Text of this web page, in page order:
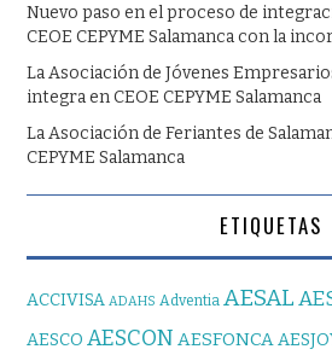
Nuevo paso en el proceso de
CEOE CEPYME Salamanca con la
La Asociación de Jóvenes
integra en CEOE CEPYME Salamanca
La Asociación de Feriantes de
CEPYME Salamanca
ETIQUETAS
ACCIVISA ADAHS Adventia AESAL
AESCO AESCON AESFONCA